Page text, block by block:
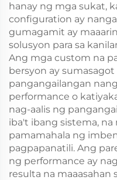
hanay ng mga sukat,
configuration ay
gumagamit ay
solusyon para sa
Ang mga custom na
bersyon ay
pangangailangan
performance o
nag-aalis ng
iba't ibang sistema, na
pamamahala ng
pagpapanatili. Ang
ng performance ay
resulta na maaasahan